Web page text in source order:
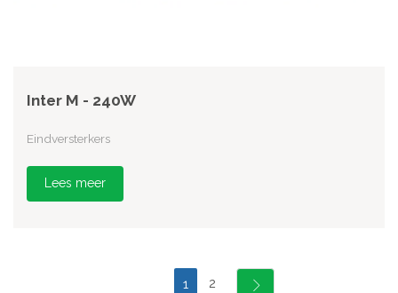
Inter M - 240W
Eindversterkers
Lees meer
1 2